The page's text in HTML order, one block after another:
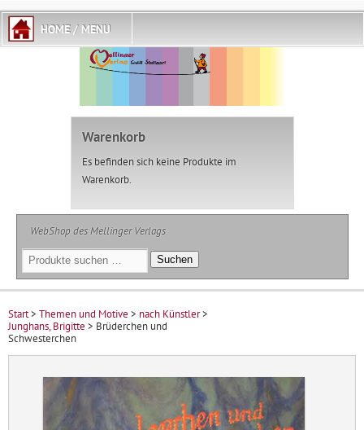
Warenkorb
Es befinden sich keine Produkte im
Warenkorb.
WebShop des Mellinger Verlags
Suchen
nach:
Suchen
Start> Themen und Motive > nach Künstler>
Junghans, Brigitte > Brüderchen und
Schwesterchen